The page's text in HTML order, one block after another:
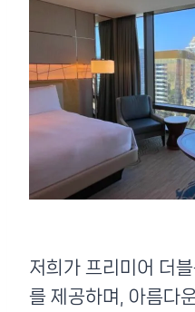
저희가 프리미어 더
를 제공하며, 아름다